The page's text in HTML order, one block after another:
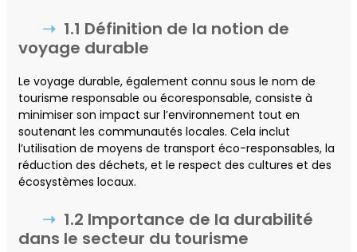
1.1 Définition de la notion de
voyage durable
Le voyage durable, également connu sous le nom de
tourisme responsable ou écoresponsable, consiste à
minimiser son impact sur l’environnement tout en
soutenant les communautés locales. Cela inclut
l’utilisation de moyens de transport éco-responsables, la
réduction des déchets, et le respect des cultures et des
écosystèmes locaux.
1.2 Importance de la durabilité
dans le secteur du tourisme